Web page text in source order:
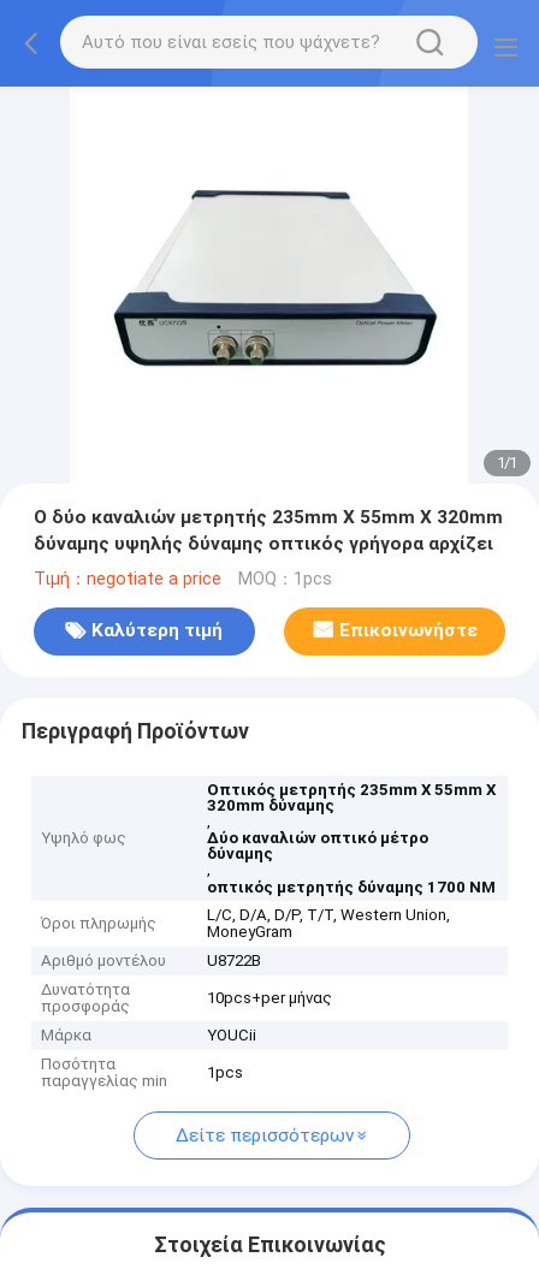
1/1
Ο δύο καναλιών μετρητής 235mm X 55mm X 320mm
δύναμης υψηλής δύναμης οπτικός γρήγορα αρχίζει
Τιμή：negotiate a price MOQ：1pcs
Καλύτερη τιμή Επικοινωνήστε
Περιγραφή Προϊόντων
Υψηλό φως
Οπτικός μετρητής 235mm X 55mm X
320mm δύναμης
,
Δύο καναλιών οπτικό μέτρο
δύναμης
,
οπτικός μετρητής δύναμης 1700 NM
Όροι πληρωμής
L/C, D/A, D/P, T/T, Western Union,
MoneyGram
Αριθμό μοντέλου
U8722B
Δυνατότητα
προσφοράς
10pcs+per μήνας
Μάρκα
YOUCii
Ποσότητα
παραγγελίας min
1pcs
Δείτε περισσότερων
Στοιχεία Επικοινωνίας